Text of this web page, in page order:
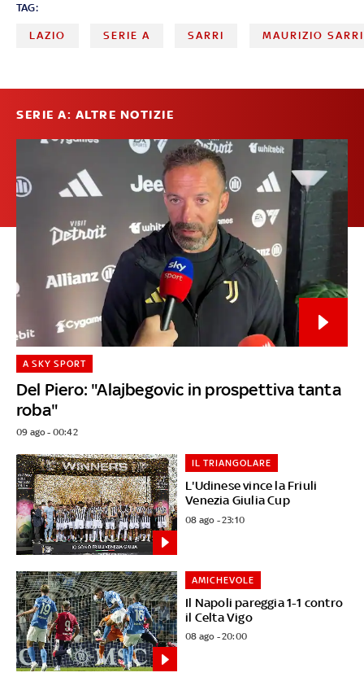
TAG:
LAZIO SERIE A SARRI MAURIZIO SARRI
SERIE A: ALTRE NOTIZIE
Del Piero: "Alajbegovic in prospettiva tanta
roba"
A SKY SPORT
09 ago - 00:42
L'Udinese vince la Friuli
Venezia Giulia Cup
IL TRIANGOLARE
08 ago - 23:10
Il Napoli pareggia 1-1 contro
il Celta Vigo
AMICHEVOLE
08 ago - 20:00